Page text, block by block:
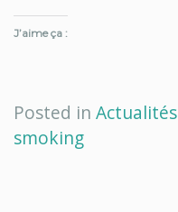
J’aime ça :
Posted in Actualités
smoking